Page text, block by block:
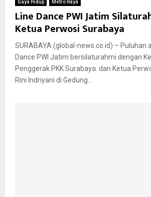
Gaya Hidup Metro Raya
Line Dance PWI Jatim
Ketua Perwosi Surabaya
SURABAYA (global-news.co.id) – Puluhan
Dance PWI Jatim bersilaturahmi dengan
Penggerak PKK Surabaya dan Ketua
Rini Indriyani di Gedung...